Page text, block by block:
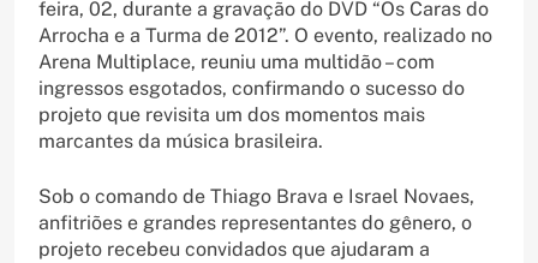
feira, 02, durante a gravação do DVD “Os Caras do
Arrocha e a Turma de 2012”. O evento, realizado no
Arena Multiplace, reuniu uma multidão – com
ingressos esgotados, confirmando o sucesso do
projeto que revisita um dos momentos mais
marcantes da música brasileira.
Sob o comando de Thiago Brava e Israel Novaes,
anfitriões e grandes representantes do gênero, o
projeto recebeu convidados que ajudaram a